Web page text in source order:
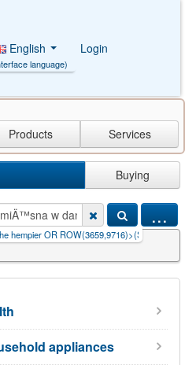
English
language)
Login
Products Services
Buying
...
OR ROW(3659,9716)>(S|la mancha
appliances